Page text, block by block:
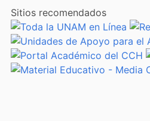
Sitios recomendados